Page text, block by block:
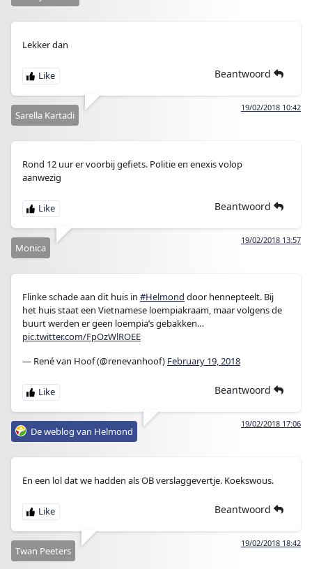
Lekker dan
Beantwoord
19/02/2018 10:42
Sarella Kartadi
Rond 12 uur er voorbij gefiets. Politie en enexis volop
aanwezig
Beantwoord
19/02/2018 13:57
Monica
Flinke schade aan dit huis in #Helmond door hennepteelt. Bij
het huis staat een Vietnamese loempiakraam, maar volgens de
buurt werden er geen loempia’s gebakken…
pic.twitter.com/FpOzWlROEE
— René van Hoof (@renevanhoof) February 19, 2018
Beantwoord
19/02/2018 17:06
De weblog van Helmond
En een lol dat we hadden als OB verslaggevertje. Koekswous.
Beantwoord
19/02/2018 18:42
Twan Peeters